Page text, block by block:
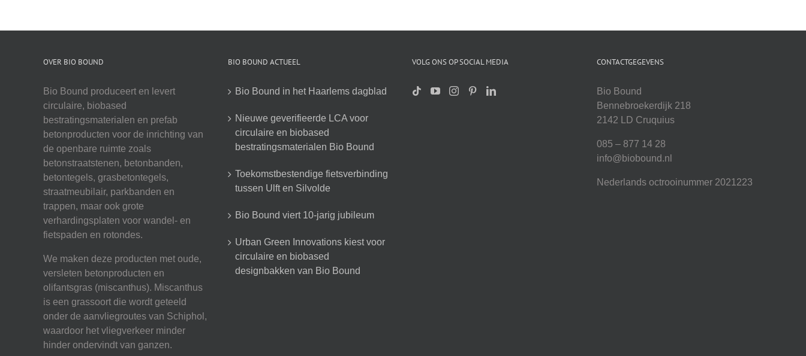
OVER BIO BOUND
Bio Bound produceert en levert
circulaire, biobased
bestratingsmaterialen en prefab
betonproducten voor de inrichting van
de openbare ruimte zoals
betonstraatstenen, betonbanden,
betontegels, grasbetontegels,
straatmeubilair, parkbanden en
trappen, maar ook grote
verhardingsplaten voor wandel- en
fietspaden en rotondes.
We maken deze producten met oude,
versleten betonproducten en
olifantsgras (miscanthus). Miscanthus
is een grassoort die wordt geteeld
onder de aanvliegroutes van Schiphol,
waardoor het vliegverkeer minder
hinder ondervindt van ganzen.
BIO BOUND ACTUEEL
Bio Bound in het Haarlems dagblad
Nieuwe geverifieerde LCA voor
circulaire en biobased
bestratingsmaterialen Bio Bound
Toekomstbestendige fietsverbinding
tussen Ulft en Silvolde
Bio Bound viert 10-jarig jubileum
Urban Green Innovations kiest voor
circulaire en biobased
designbakken van Bio Bound
VOLG ONS OP SOCIAL MEDIA CONTACTGEGEVENS
Bio Bound
Bennebroekerdijk 218
2142 LD Cruquius
085 – 877 14 28
info@biobound.nl
Nederlands octrooinummer 2021223